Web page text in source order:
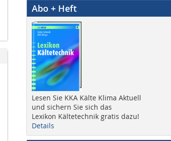
Abo + Heft
Lesen Sie KKA Kälte Klima Aktuell
und sichern Sie sich das
Lexikon Kältetechnik gratis dazu!
Details